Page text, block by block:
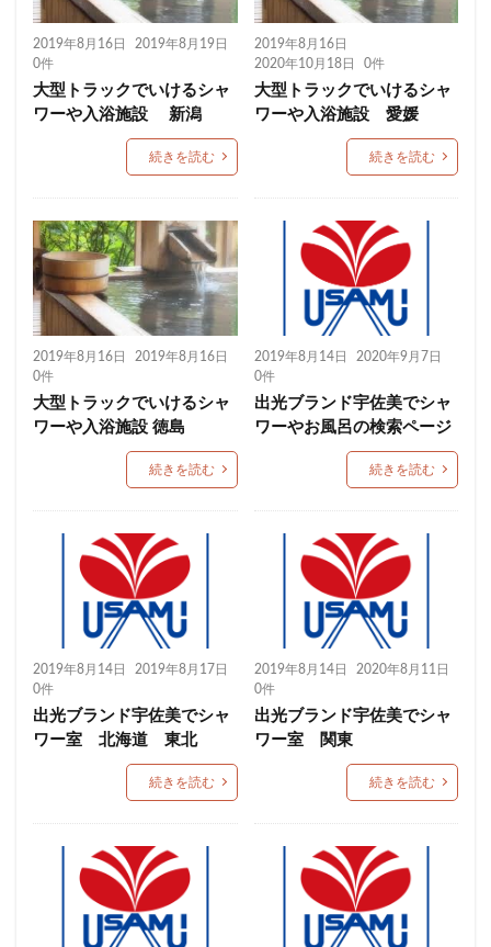
2019年8月16日
2019年8月19日
0件
大型トラックでいけるシャ
ワーや入浴施設 新潟
続きを読む
2019年8月16日
2020年10月18日
0件
大型トラックでいけるシャ
ワーや入浴施設 愛媛
続きを読む
2019年8月16日
2019年8月16日
0件
大型トラックでいけるシャ
ワーや入浴施設 徳島
続きを読む
2019年8月14日
2020年9月7日
0件
出光ブランド宇佐美でシャ
ワーやお風呂の検索ページ
続きを読む
2019年8月14日
2019年8月17日
0件
出光ブランド宇佐美でシャ
ワー室 北海道 東北
続きを読む
2019年8月14日
2020年8月11日
0件
出光ブランド宇佐美でシャ
ワー室 関東
続きを読む